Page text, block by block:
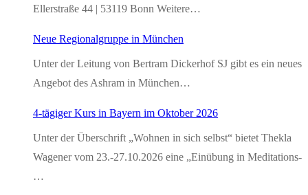
Ellerstraße 44 | 53119 Bonn Weitere…
Neue Regionalgruppe in München
Unter der Leitung von Bertram Dickerhof SJ gibt es ein neues
Angebot des Ashram in München…
4-tägiger Kurs in Bayern im Oktober 2026
Unter der Überschrift „Wohnen in sich selbst“ bietet Thekla
Wagener vom 23.-27.10.2026 eine „Einübung in Meditations-
…